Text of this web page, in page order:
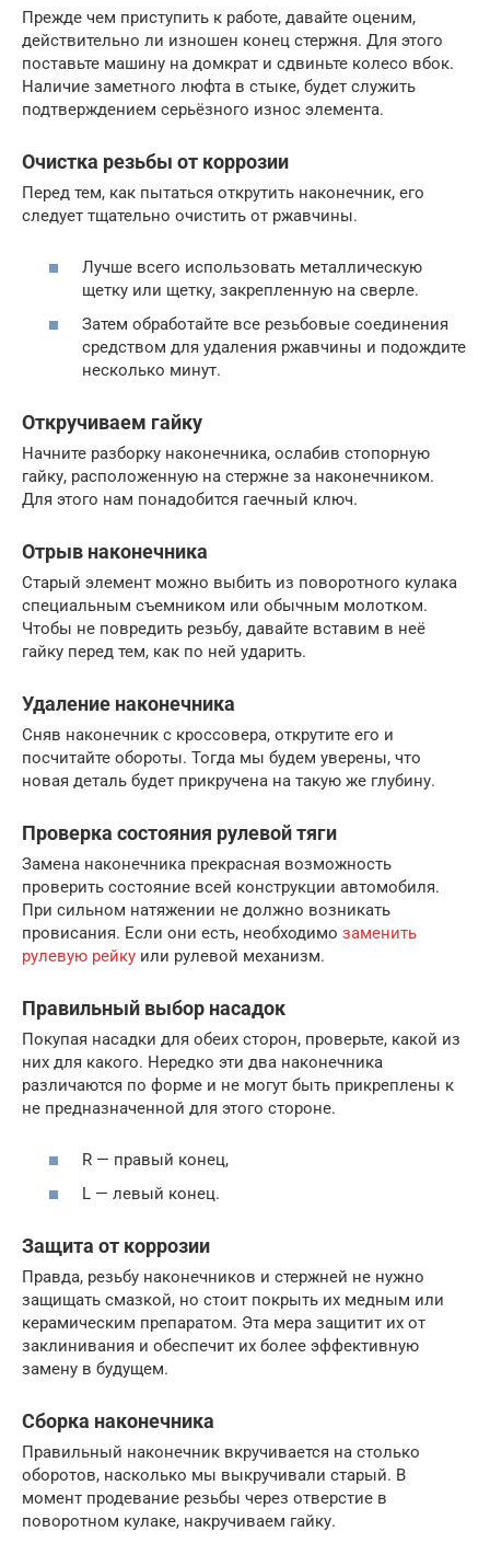
Прежде чем приступить к работе, давайте оценим,
действительно ли изношен конец стержня. Для этого
поставьте машину на домкрат и сдвиньте колесо вбок.
Наличие заметного люфта в стыке, будет служить
подтверждением серьёзного износ элемента.
Очистка резьбы от коррозии
Перед тем, как пытаться открутить наконечник, его
следует тщательно очистить от ржавчины.
Лучше всего использовать металлическую
щетку или щетку, закрепленную на сверле.
Затем обработайте все резьбовые соединения
средством для удаления ржавчины и подождите
несколько минут.
Откручиваем гайку
Начните разборку наконечника, ослабив стопорную
гайку, расположенную на стержне за наконечником.
Для этого нам понадобится гаечный ключ.
Отрыв наконечника
Старый элемент можно выбить из поворотного кулака
специальным съемником или обычным молотком.
Чтобы не повредить резьбу, давайте вставим в неё
гайку перед тем, как по ней ударить.
Удаление наконечника
Сняв наконечник с кроссовера, открутите его и
посчитайте обороты. Тогда мы будем уверены, что
новая деталь будет прикручена на такую ​​же глубину.
Проверка состояния рулевой тяги
Замена наконечника прекрасная возможность
проверить состояние всей конструкции автомобиля.
При сильном натяжении не должно возникать
провисания. Если они есть, необходимо заменить
рулевую рейку или рулевой механизм.
Правильный выбор насадок
Покупая насадки для обеих сторон, проверьте, какой из
них для какого. Нередко эти два наконечника
различаются по форме и не могут быть прикреплены к
не предназначенной для этого стороне.
R — правый конец,
L — левый конец.
Защита от коррозии
Правда, резьбу наконечников и стержней не нужно
защищать смазкой, но стоит покрыть их медным или
керамическим препаратом. Эта мера защитит их от
заклинивания и обеспечит их более эффективную
замену в будущем.
Сборка наконечника
Правильный наконечник вкручивается на столько
оборотов, насколько мы выкручивали старый. В
момент продевание резьбы через отверстие в
поворотном кулаке, накручиваем гайку.